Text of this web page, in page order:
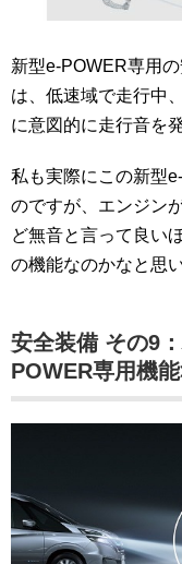
新型e-POWER専用
は、低速域で走行中
に意図的に走行音を
私も実際にこの新型
のですが、エンジン
ど無音と言って良い
の機能なのかなと思
安全装備 その9
POWER専用機